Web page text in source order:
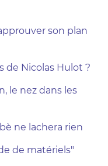
son plan
de Nicolas Hulot ?
le nez dans les
ne lachera rien
de matériels"